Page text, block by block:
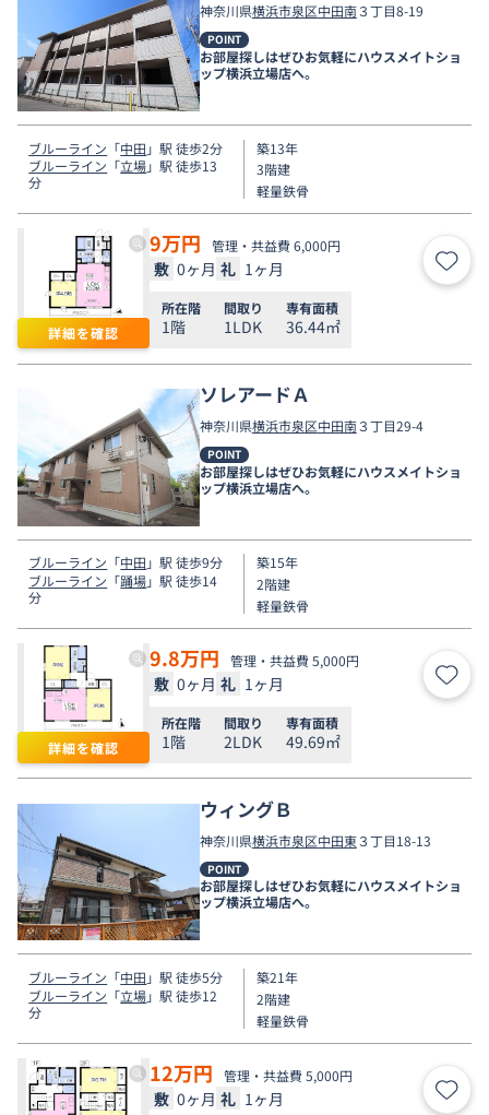
神奈川県横浜市泉区中田南３丁目8-19
POINT
お部屋探しはぜひお気軽にハウスメイトショ
ップ横浜立場店へ。
ブルーライン 「中田 」駅 徒歩2分
ブルーライン 「立場」駅 徒歩13
分
築13年
3階建
軽量鉄骨
詳細を確認
9万円 管理・共益費 6,000円
敷 0ヶ月 礼 1ヶ月 お気
所在階
1階
間取り
1LDK
専有面積
36.44㎡
ソレアードＡ
神奈川県横浜市泉区中田南３丁目29-4
POINT
お部屋探しはぜひお気軽にハウスメイトショ
ップ横浜立場店へ。
ブルーライン 「中田 」駅 徒歩9分
ブルーライン 「踊場」駅 徒歩14
分
築15年
2階建
軽量鉄骨
詳細を確認
9.8万円 管理・共益費 5,000円
敷 0ヶ月 礼 1ヶ月 お気
所在階
1階
間取り
2LDK
専有面積
49.69㎡
ウィングＢ
神奈川県横浜市泉区中田東３丁目18-13
POINT
お部屋探しはぜひお気軽にハウスメイトショ
ップ横浜立場店へ。
ブルーライン 「中田 」駅 徒歩5分
ブルーライン 「立場」駅 徒歩12
分
築21年
2階建
軽量鉄骨
12万円 管理・共益費 5,000円
敷 0ヶ月 礼 1ヶ月 お気